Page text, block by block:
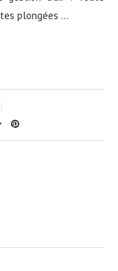
plongées …